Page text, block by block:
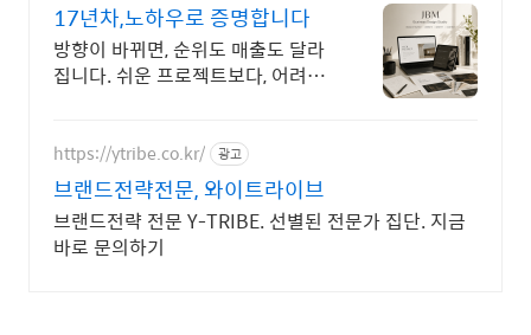
17년차,노하우로 증명합니다
방향이 바뀌면, 순위도 매출도 달라
집니다. 쉬운 프로젝트보다, 어려운
https://ytribe.co.kr/ 광고
브랜드전략전문, 와이트라이브
브랜드전략 전문 Y-TRIBE. 선별된 전문가 집단. 지금
바로 문의하기